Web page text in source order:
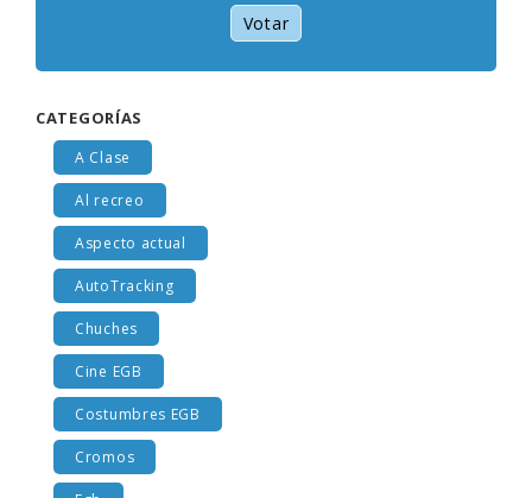
Votar
A Clase
Al recreo
Aspecto actual
AutoTracking
Chuches
Cine EGB
Costumbres EGB
Cromos